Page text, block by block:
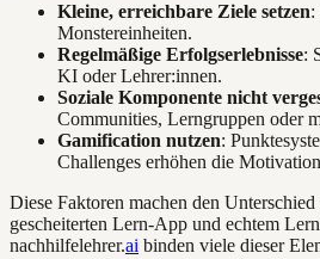
Kleine, erreichbare Ziele setzen:
Monstereinheiten.
Regelmäßige Erfolgserlebnisse:
KI oder Lehrer:innen.
Soziale Komponente nicht
Communities, Lerngruppen oder
Gamification nutzen:
Challenges erhöhen die
Diese Faktoren machen den
gescheiterten Lern-App und echtem
nachhilfelehrer.ai binden viele dieser